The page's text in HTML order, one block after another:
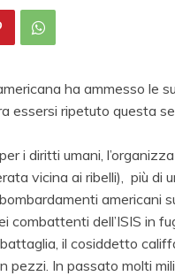
ha ammesso le
essersi ripetuto questa
i diritti umani,
vicina ai ribelli), più di
americani
combattenti dell’ISIS in
battaglia, il cosiddetto
pezzi. In passato molti